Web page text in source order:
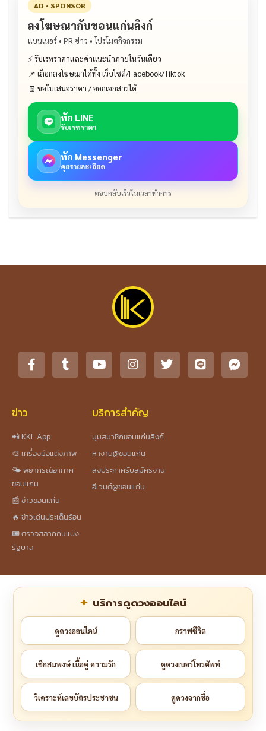
AD • SPONSOR
ลงโฆษณากับขอนแก่นลิงก์
แบนเนอร์ • PR ข่าว • โปรโมตกิจกรรม
⚡ รับเรทราคาและคำแนะนำภายในวันเดียว
📌 เลือกลงโฆษณาได้ทั้ง เว็บไซต์/Facebook/Tiktok
🧾 ขอใบเสนอราคา / ออกเอกสารได้
ทัก LINE
รับเรทราคา
ทัก Messenger
คุยรายละเอียด
ตอบกลับเร็วในเวลาทำการ
ข่าว
📲 KKL App
🎨 เครื่องมือแต่งภาพ
🌤️ พยากรณ์อากาศ
ขอนแก่น
📰 ข่าวขอนแก่น
🔥 ข่าวเด่นประเด็นร้อน
🎟️ ตรวจสลากกินแบ่ง
รัฐบาล
บริการสำคัญ
มุมสมาชิกขอนแก่นลิงก์
หางาน@ขอนแก่น
ลงประกาศรับสมัครงาน
อีเวนต์@ขอนแก่น
บริการดูดวงออนไลน์
ดูดวงออนไลน์ กราฟชีวิต
เช็กสมพงษ์ เนื้อคู่ ความรัก ดูดวงเบอร์โทรศัพท์
วิเคราะห์เลขบัตรประชาชน ดูดวงจากชื่อ